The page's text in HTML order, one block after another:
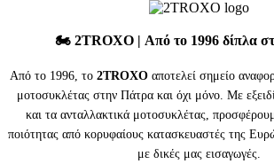
🏍️ 2TROXO| Από το 1996 δίπλα
Από το 1996, το 2TROXO αποτελεί σημείο
μοτοσυκλέτας στην Πάτρα και όχι μόνο. Με
και τα ανταλλακτικά μοτοσυκλέτας,
ποιότητας από κορυφαίους κατασκευαστές της
με δικές μας εισαγωγές.